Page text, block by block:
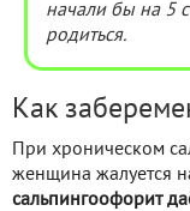
начали бы на 5
родиться.
Как
При хроническом
женщина жалуется
сальпингоофорит